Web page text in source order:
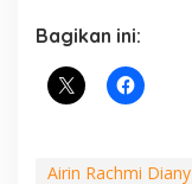
Bagikan ini:
Airin Rachmi Diany